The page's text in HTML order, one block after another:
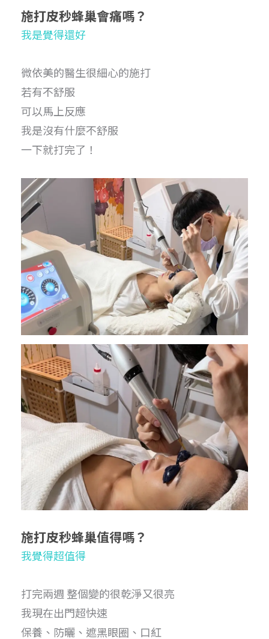
施打皮秒蜂巢會痛嗎？
我是覺得還好
微依美的醫生很細心的施打
若有不舒服
可以馬上反應
我是沒有什麼不舒服
一下就打完了！
施打皮秒蜂巢值得嗎？
我覺得超值得
打完兩週 整個變的很乾淨又很亮
我現在出門超快速
保養、防曬、遮黑眼圈、口紅